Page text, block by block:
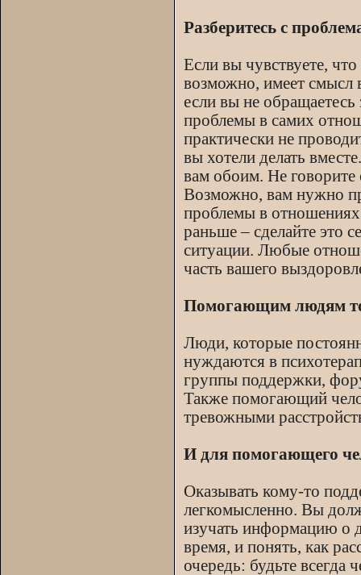
Разберитесь с
Если вы чувствуете,
возможно, имеет смысл
если вы не
проблемы в самих
практически не
вы хотели делать
вам обоим. Не говорите
Возможно, вам нужно
проблемы в отношениях
раньше – сделайте это
ситуации. Любые
часть вашего
Помогающим людям
Люди, которые
нуждаются в
группы поддержки,
Также помогающий
тревожными
И для помогающего
Оказывать кому-то
легкомысленно. Вы
изучать информацию о
время, и понять, как
очередь: будьте